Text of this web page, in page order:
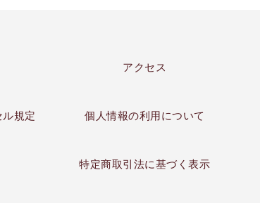
規定
アクセス
個人情報の利用について
特定商取引法に基づく表示